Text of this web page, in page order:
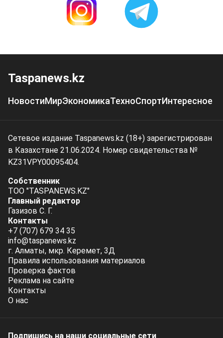
Taspanews.kz
НовостиМирЭкономикаТехноСпортИнтересное
Сетевое издание Taspanews.kz (18+) зарегистрирован
в Казахстане 21.06.2024. Номер свидетельства №
KZ31VPY00095404.
Собственник
ТОО "TASPANEWS.KZ"
Главный редактор
Газизов С. Г.
Контакты
+7 (707) 679 34 35
info@taspanews.kz
г. Алматы, мкр. Керемет, 3Д
Правила использования материалов
Проверка фактов
Реклама на сайте
Контакты
О нас
Подпишись на наши социальные cети